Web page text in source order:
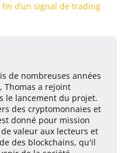
fin d’un signal de trading
de nombreuses années
Thomas a rejoint
le lancement du projet.
des cryptomonnaies et
donné pour mission
valeur aux lecteurs et
des blockchains, qu'il